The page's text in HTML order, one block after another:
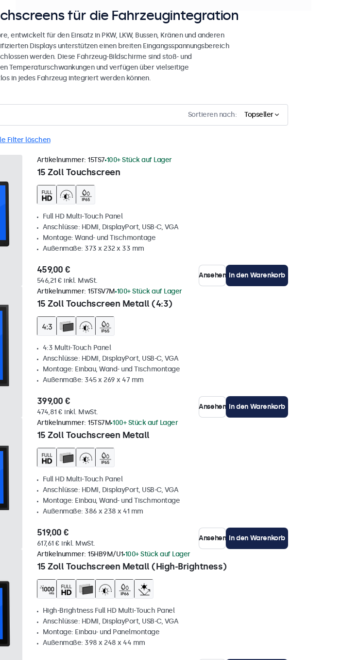
für die Fahrzeugintegration
entwickelt für den Einsatz in PKW, LKW, Bussen, Kränen und anderen
Displays unterstützen einen breiten Eingangsspannungsbereich
werden. Diese Fahrzeug-Bildschirme sind stoß- und
Temperaturschwankungen und verfügen über vielseitige
in jedes Fahrzeug integriert werden können.
Sortieren nach: Topseller
Filter löschen
15 Zoll Touchscreen
Artikelnummer: 15TS7 100+ Stück auf Lager
Full HD Multi-Touch Panel
Anschlüsse: HDMI, DisplayPort, USB-C, VGA
Montage: Wand- und Tischmontage
Außenmaße: 373 x 232 x 33 mm
459,00 €
546,21 € inkl. MwSt.
Ansehen In den Warenkorb
15 Zoll Touchscreen Metall (4:3)
Artikelnummer: 15TSV7M 100+ Stück auf Lager
4:3 Multi-Touch Panel
Anschlüsse: HDMI, DisplayPort, USB-C, VGA
Montage: Einbau, Wand- und Tischmontage
Außenmaße: 345 x 269 x 47 mm
399,00 €
474,81 € inkl. MwSt.
Ansehen In den Warenkorb
15 Zoll Touchscreen Metall
Artikelnummer: 15TS7M 100+ Stück auf Lager
Full HD Multi-Touch Panel
Anschlüsse: HDMI, DisplayPort, USB-C, VGA
Montage: Einbau, Wand- und Tischmontage
Außenmaße: 386 x 238 x 41 mm
519,00 €
617,61 € inkl. MwSt.
Ansehen In den Warenkorb
15 Zoll Touchscreen Metall (High-Brightness)
Artikelnummer: 15HB9M/U1 100+ Stück auf Lager
High-Brightness Full HD Multi-Touch Panel
Anschlüsse: HDMI, DisplayPort, USB-C, VGA
Montage: Einbau- und Panelmontage
Außenmaße: 398 x 248 x 44 mm